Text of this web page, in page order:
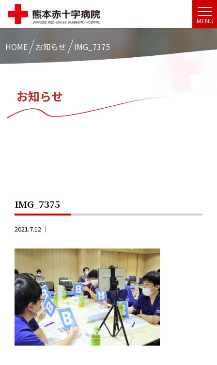
MENU
HOME お知らせ IMG_7375
お知らせ
IMG_7375
2021.7.12 ｜